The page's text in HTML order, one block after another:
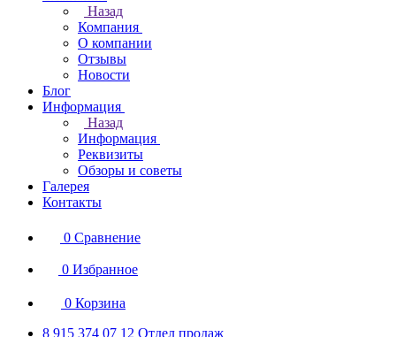
Назад
Компания
О компании
Отзывы
Новости
Блог
Информация
Назад
Информация
Реквизиты
Обзоры и советы
Галерея
Контакты
0 Сравнение
0 Избранное
0 Корзина
8 915 374 07 12 Отдел продаж